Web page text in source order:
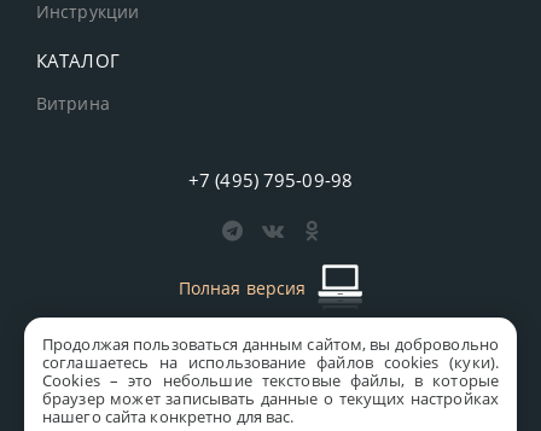
Продолжая пользоваться данным сайтом, вы добровольно
соглашаетесь на использование файлов cookies (куки).
Сookies – это небольшие текстовые файлы, в которые
браузер может записывать данные о текущих настройках
нашего сайта конкретно для вас.
Инструкции
КАТАЛОГ
Витрина
+7 (495) 795-09-98
Полная версия
старая версия сайтаMICS
Все права защищены © 1997-2026 MICS Distribution Company
Правовая информация